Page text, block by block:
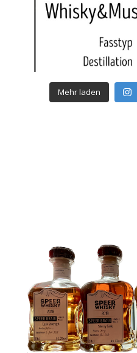
Mehr laden